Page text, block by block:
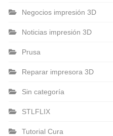
Negocios impresión 3D
Noticias impresión 3D
Prusa
Reparar impresora 3D
Sin categoría
STLFLIX
Tutorial Cura